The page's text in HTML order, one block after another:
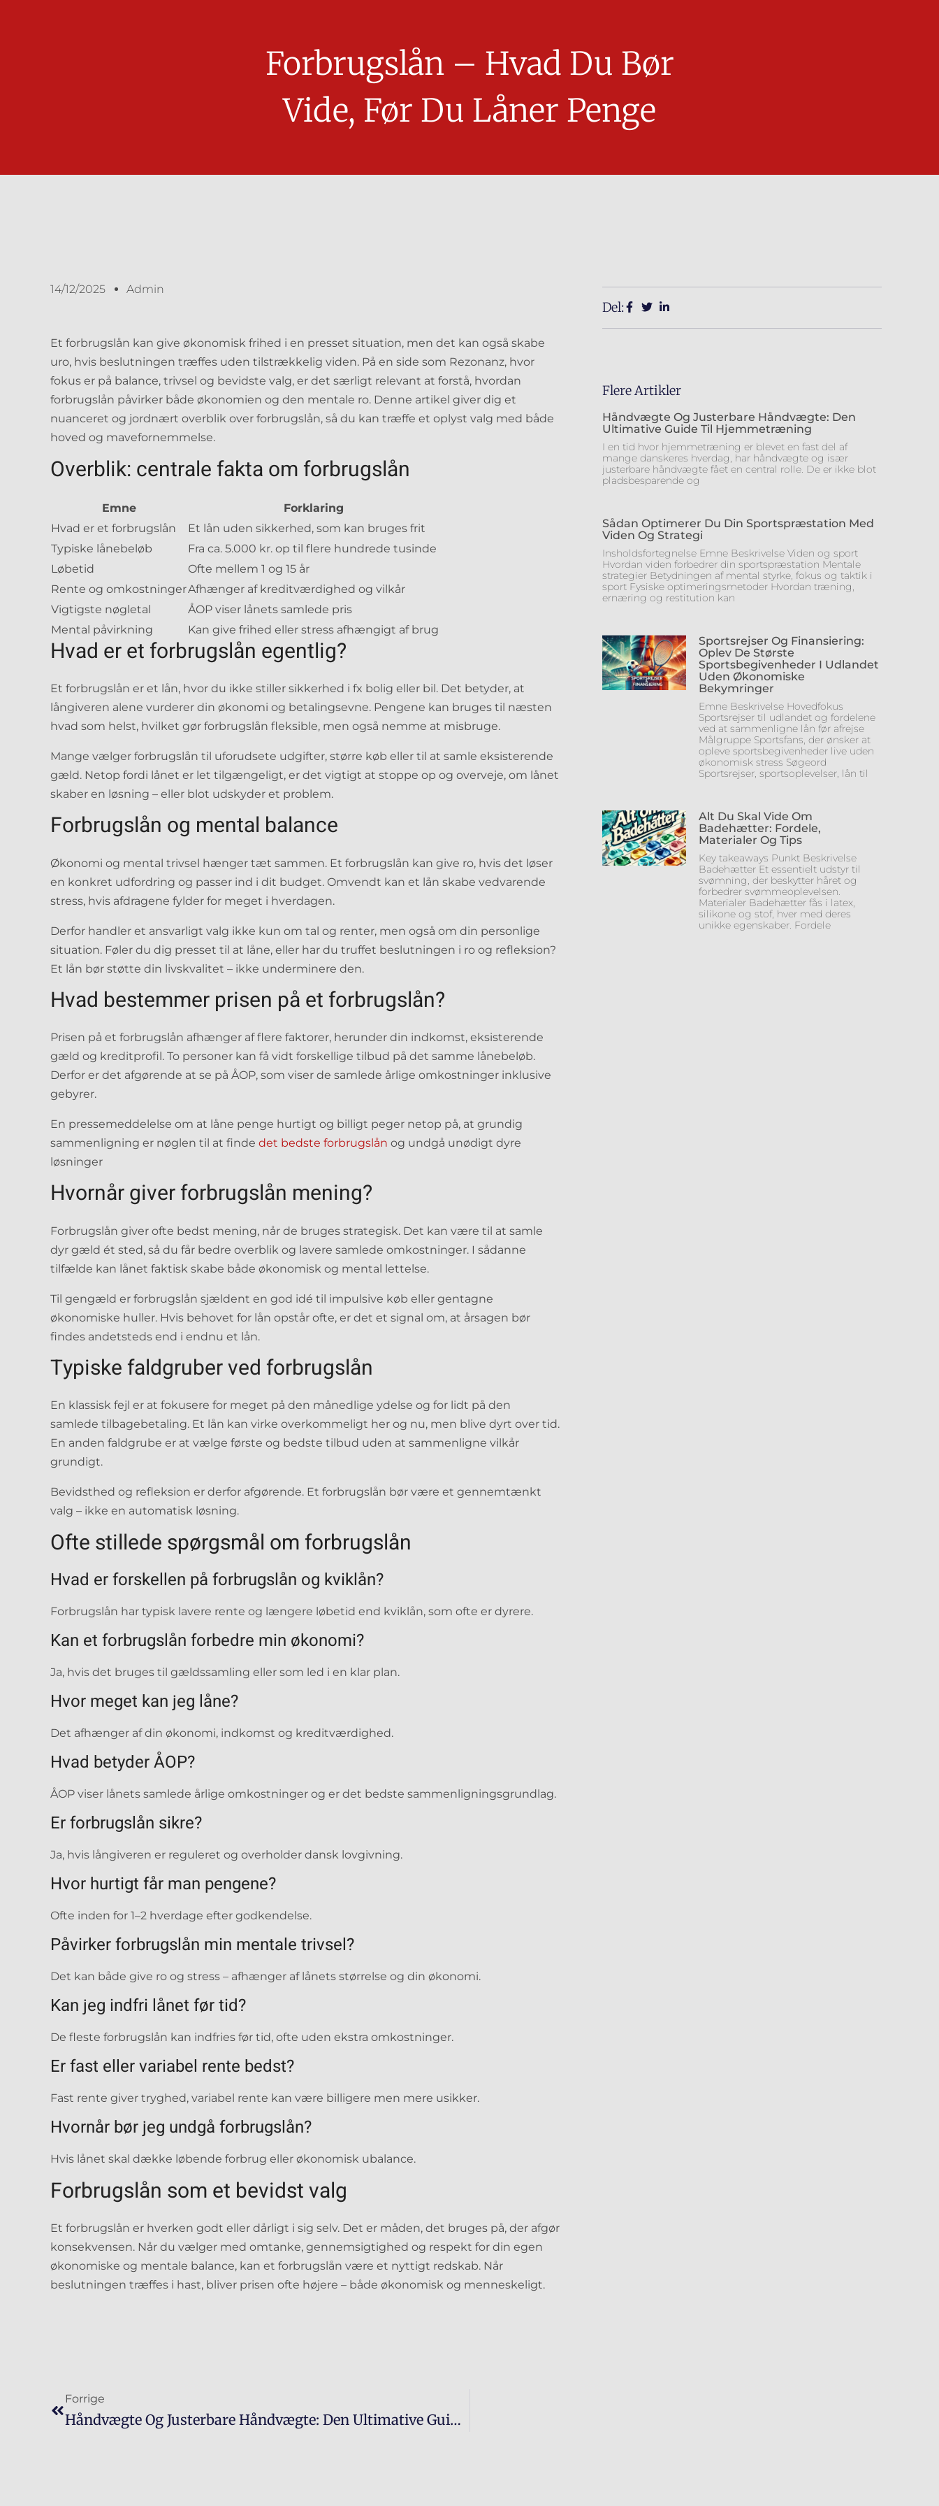
Forbrugslån – Hvad Du Bør
Vide, Før Du Låner Penge
14/12/2025 Admin
Et forbrugslån kan give økonomisk frihed i en presset situation, men det kan også skabe
uro, hvis beslutningen træffes uden tilstrækkelig viden. På en side som Rezonanz, hvor
fokus er på balance, trivsel og bevidste valg, er det særligt relevant at forstå, hvordan
forbrugslån påvirker både økonomien og den mentale ro. Denne artikel giver dig et
nuanceret og jordnært overblik over forbrugslån, så du kan træffe et oplyst valg med både
hoved og mavefornemmelse.
Overblik: centrale fakta om forbrugslån
Emne
Forklaring
Hvad er et forbrugslån
Et lån uden sikkerhed, som kan bruges frit
Typiske lånebeløb
Fra ca. 5.000 kr. op til flere hundrede tusinde
Løbetid
Ofte mellem 1 og 15 år
Rente og omkostningerAfhænger af kreditværdighed og vilkår
Vigtigste nøgletal
ÅOP viser lånets samlede pris
Mental påvirkning
Kan give frihed eller stress afhængigt af brug
Hvad er et forbrugslån egentlig?
Et forbrugslån er et lån, hvor du ikke stiller sikkerhed i fx bolig eller bil. Det betyder, at
långiveren alene vurderer din økonomi og betalingsevne. Pengene kan bruges til næsten
hvad som helst, hvilket gør forbrugslån fleksible, men også nemme at misbruge.
Mange vælger forbrugslån til uforudsete udgifter, større køb eller til at samle eksisterende
gæld. Netop fordi lånet er let tilgængeligt, er det vigtigt at stoppe op og overveje, om lånet
skaber en løsning – eller blot udskyder et problem.
Forbrugslån og mental balance
Økonomi og mental trivsel hænger tæt sammen. Et forbrugslån kan give ro, hvis det løser
en konkret udfordring og passer ind i dit budget. Omvendt kan et lån skabe vedvarende
stress, hvis afdragene fylder for meget i hverdagen.
Derfor handler et ansvarligt valg ikke kun om tal og renter, men også om din personlige
situation. Føler du dig presset til at låne, eller har du truffet beslutningen i ro og refleksion?
Et lån bør støtte din livskvalitet – ikke underminere den.
Hvad bestemmer prisen på et forbrugslån?
Prisen på et forbrugslån afhænger af flere faktorer, herunder din indkomst, eksisterende
gæld og kreditprofil. To personer kan få vidt forskellige tilbud på det samme lånebeløb.
Derfor er det afgørende at se på ÅOP, som viser de samlede årlige omkostninger inklusive
gebyrer.
En pressemeddelelse om at låne penge hurtigt og billigt peger netop på, at grundig
sammenligning er nøglen til at finde det bedste forbrugslån og undgå unødigt dyre
løsninger
Hvornår giver forbrugslån mening?
Forbrugslån giver ofte bedst mening, når de bruges strategisk. Det kan være til at samle
dyr gæld ét sted, så du får bedre overblik og lavere samlede omkostninger. I sådanne
tilfælde kan lånet faktisk skabe både økonomisk og mental lettelse.
Til gengæld er forbrugslån sjældent en god idé til impulsive køb eller gentagne
økonomiske huller. Hvis behovet for lån opstår ofte, er det et signal om, at årsagen bør
findes andetsteds end i endnu et lån.
Typiske faldgruber ved forbrugslån
En klassisk fejl er at fokusere for meget på den månedlige ydelse og for lidt på den
samlede tilbagebetaling. Et lån kan virke overkommeligt her og nu, men blive dyrt over tid.
En anden faldgrube er at vælge første og bedste tilbud uden at sammenligne vilkår
grundigt.
Bevidsthed og refleksion er derfor afgørende. Et forbrugslån bør være et gennemtænkt
valg – ikke en automatisk løsning.
Ofte stillede spørgsmål om forbrugslån
Hvad er forskellen på forbrugslån og kviklån?
Forbrugslån har typisk lavere rente og længere løbetid end kviklån, som ofte er dyrere.
Kan et forbrugslån forbedre min økonomi?
Ja, hvis det bruges til gældssamling eller som led i en klar plan.
Hvor meget kan jeg låne?
Det afhænger af din økonomi, indkomst og kreditværdighed.
Hvad betyder ÅOP?
ÅOP viser lånets samlede årlige omkostninger og er det bedste sammenligningsgrundlag.
Er forbrugslån sikre?
Ja, hvis långiveren er reguleret og overholder dansk lovgivning.
Hvor hurtigt får man pengene?
Ofte inden for 1–2 hverdage efter godkendelse.
Påvirker forbrugslån min mentale trivsel?
Det kan både give ro og stress – afhænger af lånets størrelse og din økonomi.
Kan jeg indfri lånet før tid?
De fleste forbrugslån kan indfries før tid, ofte uden ekstra omkostninger.
Er fast eller variabel rente bedst?
Fast rente giver tryghed, variabel rente kan være billigere men mere usikker.
Hvornår bør jeg undgå forbrugslån?
Hvis lånet skal dække løbende forbrug eller økonomisk ubalance.
Forbrugslån som et bevidst valg
Et forbrugslån er hverken godt eller dårligt i sig selv. Det er måden, det bruges på, der afgør
konsekvensen. Når du vælger med omtanke, gennemsigtighed og respekt for din egen
økonomiske og mentale balance, kan et forbrugslån være et nyttigt redskab. Når
beslutningen træffes i hast, bliver prisen ofte højere – både økonomisk og menneskeligt.
Del:
Flere Artikler
Håndvægte Og Justerbare Håndvægte: Den
Ultimative Guide Til Hjemmetræning
I en tid hvor hjemmetræning er blevet en fast del af
mange danskeres hverdag, har håndvægte og især
justerbare håndvægte fået en central rolle. De er ikke blot
pladsbesparende og
Sådan Optimerer Du Din Sportspræstation Med
Viden Og Strategi
Insholdsfortegnelse Emne Beskrivelse Viden og sport
Hvordan viden forbedrer din sportspræstation Mentale
strategier Betydningen af mental styrke, fokus og taktik i
sport Fysiske optimeringsmetoder Hvordan træning,
ernæring og restitution kan
Sportsrejser Og Finansiering:
Oplev De Største
Sportsbegivenheder I Udlandet
Uden Økonomiske
Bekymringer
Emne Beskrivelse Hovedfokus
Sportsrejser til udlandet og fordelene
ved at sammenligne lån før afrejse
Målgruppe Sportsfans, der ønsker at
opleve sportsbegivenheder live uden
økonomisk stress Søgeord
Sportsrejser, sportsoplevelser, lån til
Alt Du Skal Vide Om
Badehætter: Fordele,
Materialer Og Tips
Key takeaways Punkt Beskrivelse
Badehætter Et essentielt udstyr til
svømning, der beskytter håret og
forbedrer svømmeoplevelsen.
Materialer Badehætter fås i latex,
silikone og stof, hver med deres
unikke egenskaber. Fordele
Forrige
Håndvægte Og Justerbare Håndvægte: Den Ultimative Guide Til Hjemmetræning